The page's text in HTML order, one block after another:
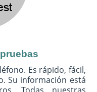
Es rápido, fácil,
Su información está